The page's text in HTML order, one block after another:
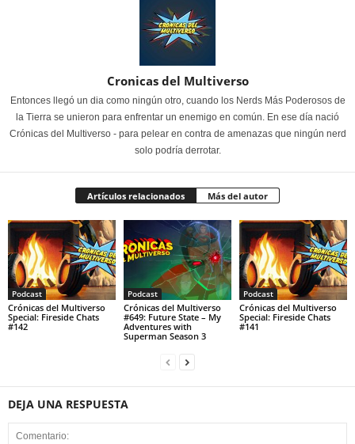
Cronicas del Multiverso
Entonces llegó un dia como ningún otro, cuando los Nerds Más Poderosos de
la Tierra se unieron para enfrentar un enemigo en común. En ese día nació
Crónicas del Multiverso - para pelear en contra de amenazas que ningún nerd
solo podría derrotar.
Artículos relacionados Más del autor
Podcast
Crónicas del Multiverso
Special: Fireside Chats
#142
Podcast
Crónicas del Multiverso
#649: Future State – My
Adventures with
Superman Season 3
Podcast
Crónicas del Multiverso
Special: Fireside Chats
#141
DEJA UNA RESPUESTA